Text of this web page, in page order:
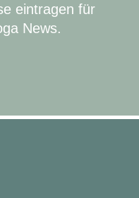
eintragen für
News.